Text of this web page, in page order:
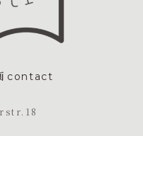
contact